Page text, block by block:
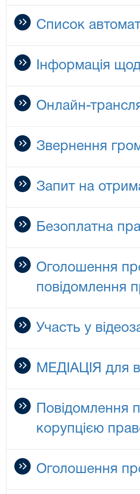
Список
Інформація
Онлайн-
Звернення
Запит на
Безоплатна
Оголошення
повідомлення
Участь у
МЕДІАЦІЯ для
Повідомлення
корупцією
Оголошення